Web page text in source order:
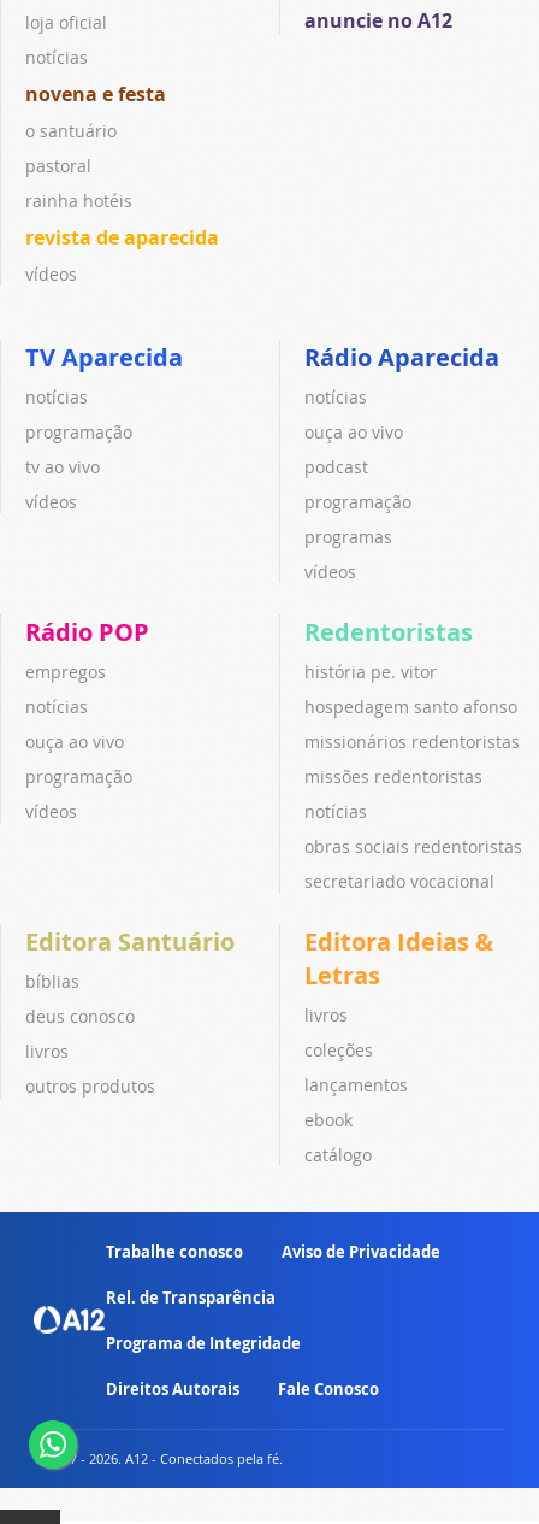
loja oficial
notícias
novena e festa
o santuário
pastoral
rainha hotéis
revista de aparecida
vídeos
anuncie no A12
TV Aparecida
notícias
programação
tv ao vivo
vídeos
Rádio Aparecida
notícias
ouça ao vivo
podcast
programação
programas
vídeos
Rádio POP
empregos
notícias
ouça ao vivo
programação
vídeos
Redentoristas
história pe. vitor
hospedagem santo afonso
missionários redentoristas
missões redentoristas
notícias
obras sociais redentoristas
secretariado vocacional
Editora Santuário
bíblias
deus conosco
livros
outros produtos
Editora Ideias &
Letras
livros
coleções
lançamentos
ebook
catálogo
Trabalhe conosco Aviso de Privacidade
Rel. de Transparência
Programa de Integridade
Direitos Autorais Fale Conosco
© 2007 - 2026. A12 - Conectados pela fé.